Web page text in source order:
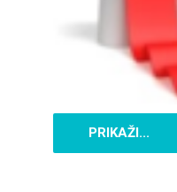
PRIKAŽI...